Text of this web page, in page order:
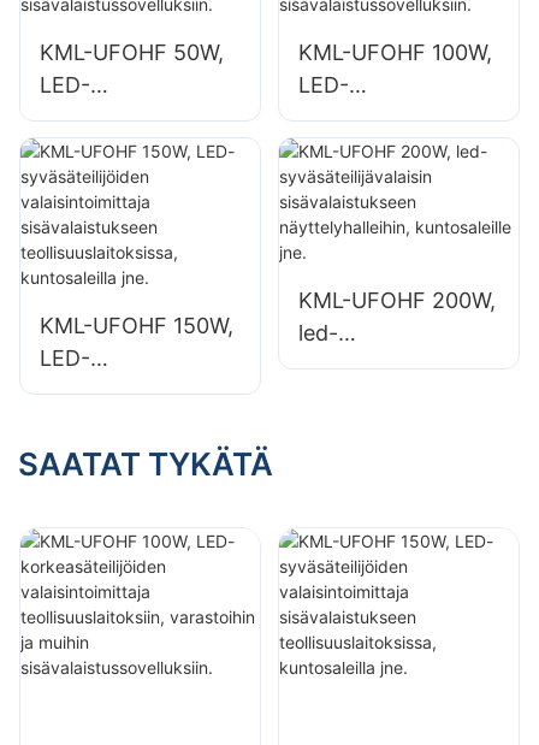
KML-UFOHF 50W,
LED-
korkeasäteilijöiden
valaisintoimittaja
teollisuuslaitoksiin,
varastoihin ja
muihin
sisävalaistussovellu
ksiin.
KML-UFOHF 100W,
LED-
korkeasäteilijöiden
valaisintoimittaja
teollisuuslaitoksiin,
varastoihin ja
muihin
ksiin.
KML-UFOHF 150W,
LED-
syväsäteilijöiden
sisävalaistukseen
KML-UFOHF 200W,
led-
syväsäteilijävalaisin
SAATAT TYKÄTÄ